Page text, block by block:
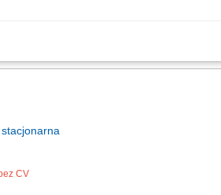
obróbki. Wytwarzanie elementów
stacjonarna
CV